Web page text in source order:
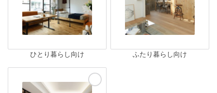
ひとり暮らし向け ふたり暮らし向け